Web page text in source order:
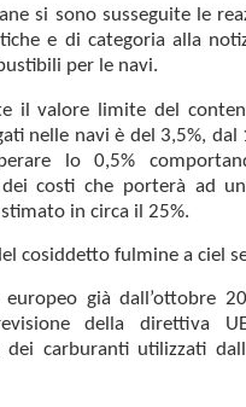
si sono susseguite le
e di categoria alla
per le navi.
il valore limite del
nelle navi è del 3,5%, dal
lo 0,5%
costi che porterà ad
in circa il 25%.
cosiddetto fulmine a ciel
già dall’ottobre
della direttiva
carburanti utilizzati